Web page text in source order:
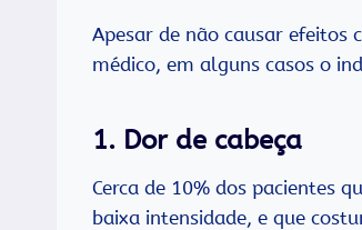
Apesar de não causar efeitos
médico, em alguns casos o
1. Dor de cabeça
Cerca de 10% dos pacientes
baixa intensidade, e que